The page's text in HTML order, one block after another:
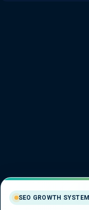
SEO GROWTH